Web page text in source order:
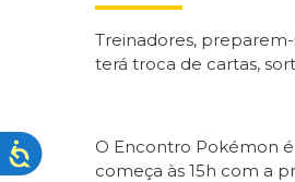
Treinadores,
terá troca de cartas,
O Encontro Pokémon
começa às 15h com a